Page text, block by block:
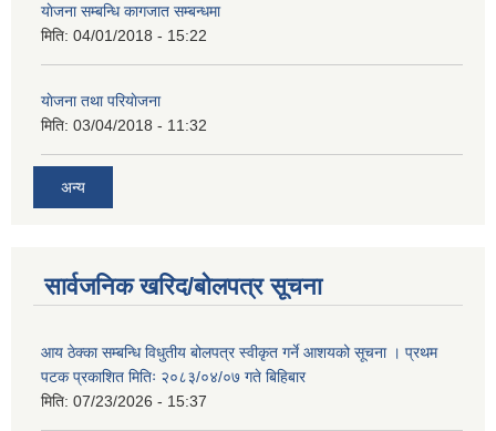
याेजना सम्बन्धि कागजात सम्बन्धमा
मिति: 04/01/2018 - 15:22
याेजना तथा परियाेजना
मिति: 03/04/2018 - 11:32
अन्य
सार्वजनिक खरिद/बोलपत्र सूचना
आय ठेक्का सम्बन्धि विधुतीय बोलपत्र स्वीकृत गर्ने आशयको सूचना । प्रथम
पटक प्रकाशित मितिः २०८३/०४/०७ गते बिहिबार
मिति: 07/23/2026 - 15:37